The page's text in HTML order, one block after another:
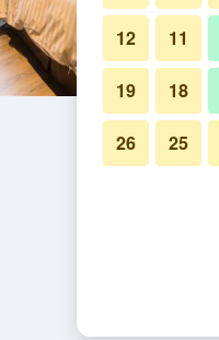
11
12
18
19
25
26